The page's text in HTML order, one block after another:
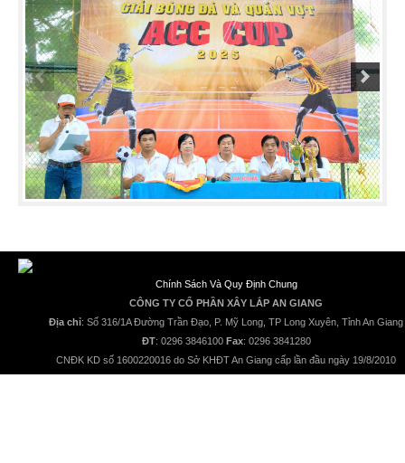
Chính Sách Và Quy Định Chung
CÔNG TY CỔ PHẦN XÂY LẮP AN GIANG
Địa chỉ: Số 316/1A Đường Trần Đạo, P. Mỹ Long, TP Long Xuyên, Tỉnh An Giang
ĐT: 0296 3846100 Fax: 0296 3841280
CNĐK KD số 1600220016 do Sở KHĐT An Giang cấp lần đầu ngày 19/8/2010